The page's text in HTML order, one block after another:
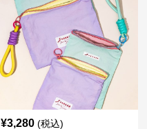
¥3,280 (税込)